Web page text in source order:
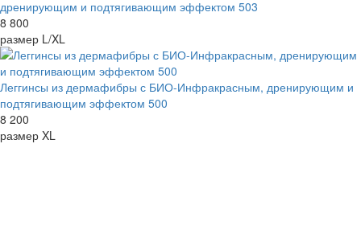
дренирующим и подтягивающим эффектом 503
8 800
размер L/XL
Леггинсы из дермафибры с БИО-Инфракрасным, дренирующим и
подтягивающим эффектом 500
8 200
размер XL